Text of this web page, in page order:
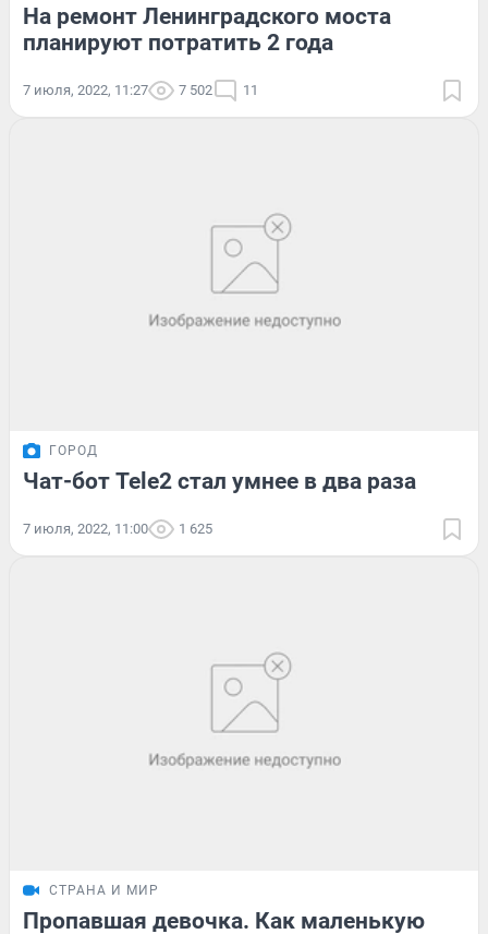
На ремонт Ленинградского моста
планируют потратить 2 года
7 июля, 2022, 11:27 7 502 11
ГОРОД
Чат-бот Tele2 стал умнее в два раза
7 июля, 2022, 11:00 1 625
СТРАНА И МИР
Пропавшая девочка. Как маленькую